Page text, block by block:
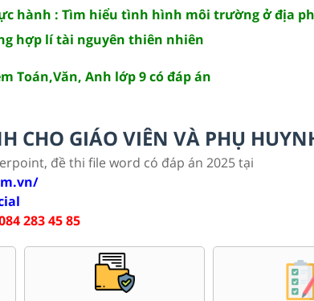
hành : Tìm hiểu tình hình môi trường ở địa
hợp lí tài nguyên thiên nhiên
Toán,Văn, Anh lớp 9 có đáp án
CHO GIÁO VIÊN VÀ PHỤ
đề thi file word có đáp án 2025 tại
283 45 85